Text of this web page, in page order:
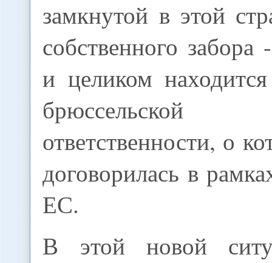
замкнутой в этой
собственного
и целиком
брюссельской
ответственности, о
договорилась в
ЕС.
В этой новой